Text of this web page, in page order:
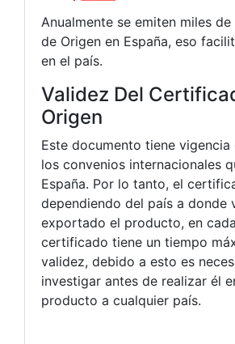
Anualmente se emiten miles
de Origen en España, eso
en el país.
Validez Del
Origen
Este documento tiene vigencia
los convenios internacionales
España. Por lo tanto, el
dependiendo del país a donde
exportado el producto, en
certificado tiene un tiempo
validez, debido a esto es
investigar antes de realizar él
producto a cualquier país.